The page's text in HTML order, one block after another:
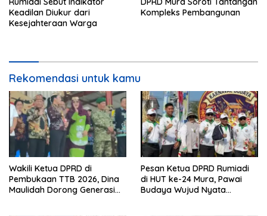
Keadilan Diukur dari
Kesejahteraan Warga
Kompleks Pembangunan
Rekomendasi untuk kamu
Wakili Ketua DPRD di
Pembukaan TTB 2026, Dina
Maulidah Dorong Generasi
Pesan Ketua DPRD Rumiadi
di HUT ke-24 Mura, Pawai
Budaya Wujud Nyata